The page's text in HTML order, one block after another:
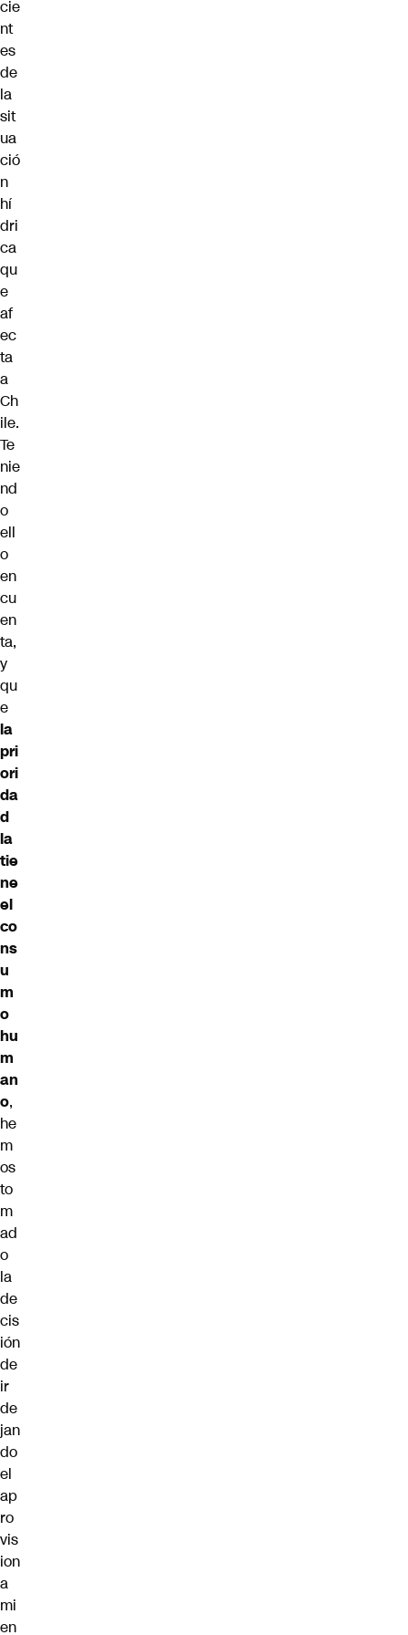
cie
nt
es
de
la
sit
ua
ció
n
hí
dri
ca
qu
e
af
ec
ta
a
Ch
ile.
Te
nie
nd
o
ell
o
en
cu
en
ta,
y
qu
e
la
pri
ori
da
d
la
tie
ne
el
co
ns
u
m
o
hu
m
an
o,
he
m
os
to
m
ad
o
la
de
cis
ión
de
ir
de
jan
do
el
ap
ro
vis
ion
a
mi
en